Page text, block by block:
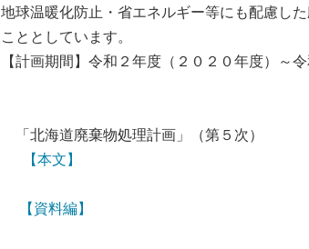
地球温暖化防止・省エネルギー等にも配慮し
こととしています。
【計画期間】令和２年度（２０２０年度）～
「北海道廃棄物処理計画」（第５次）
【本文】
【資料編】